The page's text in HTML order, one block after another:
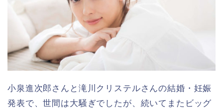
小泉進次郎さんと滝川クリステルさんの結婚・妊娠
発表で、世間は大騒ぎでしたが、続いてまたビッグ